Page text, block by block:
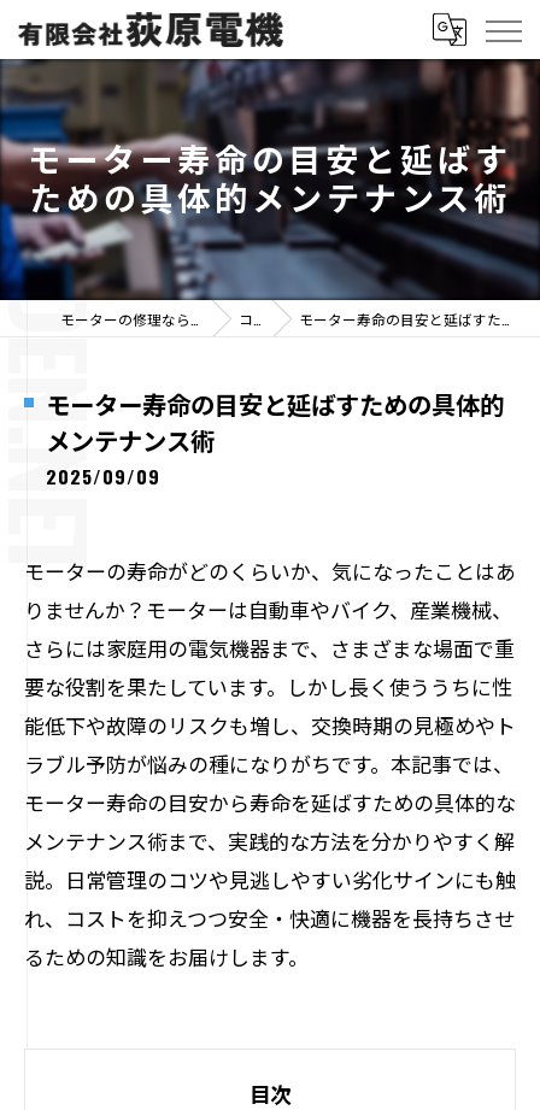
モーター寿命の目安と延ばす
ための具体的メンテナンス術
コラム モーター寿命の目安と延ばすための具体的メンテナンス術
モーター寿命の目安と延ばすための具体的
メンテナンス術
2025/09/09
モーターの寿命がどのくらいか、気になったことはあ
りませんか？モーターは自動車やバイク、産業機械、
さらには家庭用の電気機器まで、さまざまな場面で重
要な役割を果たしています。しかし長く使ううちに性
能低下や故障のリスクも増し、交換時期の見極めやト
ラブル予防が悩みの種になりがちです。本記事では、
モーター寿命の目安から寿命を延ばすための具体的な
メンテナンス術まで、実践的な方法を分かりやすく解
説。日常管理のコツや見逃しやすい劣化サインにも触
れ、コストを抑えつつ安全・快適に機器を長持ちさせ
るための知識をお届けします。
目次